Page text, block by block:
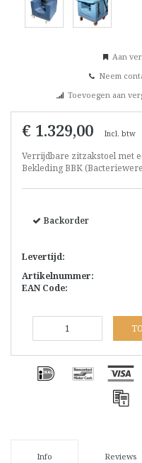
Aan
Neem
Toevoegen aan
€ 1.329,00 Incl. btw
Verrijdbare zitzakstoel met
Bekleding BBK
Backorder
Levertijd:
Artikelnummer:
EAN Code:
Info Reviews